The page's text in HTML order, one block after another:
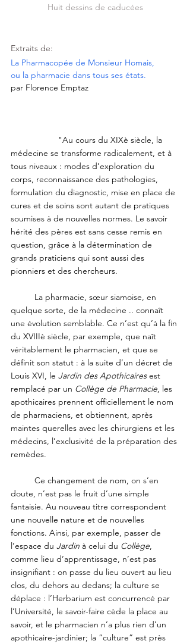
Huit dessins de caducées
Extraits de:
La Pharmacopée de Monsieur Homais,
ou la pharmacie dans tous ses états.
par Florence Emptaz
médecine se transforme radicalement, et à
tous niveaux : modes d’exploration du
corps, reconnaissance des pathologies,
formulation du diagnostic, mise en place de
cures et de soins sont autant de pratiques
soumises à de nouvelles normes. Le savoir
hérité des pères est sans cesse remis en
question, grâce à la détermination de
grands praticiens qui sont aussi des
pionniers et des chercheurs.
quelque sorte, de la médecine .. connaît
une évolution semblable. Ce n’est qu’à la fin
du XVIIIè siècle, par exemple, que naît
véritablement le pharmacien, et que se
définit son statut : à la suite d’un décret de
Louis XVI, le Jardin des Apothicaires est
remplacé par un Collège de Pharmacie, les
apothicaires prennent officiellement le nom
de pharmaciens, et obtiennent, après
maintes querelles avec les chirurgiens et les
médecins, l’exclusivité de la préparation des
remèdes.
doute, n’est pas le fruit d’une simple
fantaisie. Au nouveau titre correspondent
une nouvelle nature et de nouvelles
fonctions. Ainsi, par exemple, passer de
l’espace du Jardin à celui du Collège,
comme lieu d’apprentissage, n’est pas
insignifiant : on passe du lieu ouvert au lieu
clos, du dehors au dedans; la culture se
déplace : l’Herbarium est concurrencé par
l’Université, le savoir-faire cède la place au
savoir, et le pharmacien n’a plus rien d’un
apothicaire-jardinier; la “culture” est près